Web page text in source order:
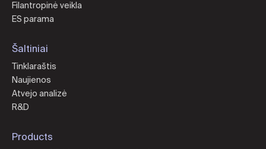
Filantropinė veikla
ES parama
Šaltiniai
Tinklaraštis
Naujienos
Atvejo analizė
R&D
Products